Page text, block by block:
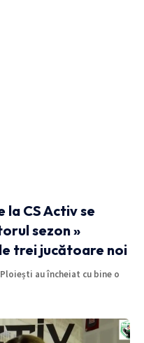
la CS Activ se
sezon »
trei jucătoare noi
au încheiat cu bine o